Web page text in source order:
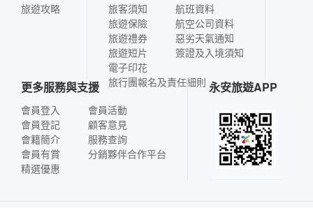
旅遊攻略
旅客須知
旅遊保險
旅遊禮券
旅遊短片
電子印花
航班資料
航空公司資料
惡劣天氣通知
簽證及入境須知
旅行團報名及責任細則
更多服務與支援
會員登入
會員登記
會籍簡介
會員有賞
精選優惠
會員活動
顧客意見
服務查詢
分銷夥伴合作平台
永安旅遊APP